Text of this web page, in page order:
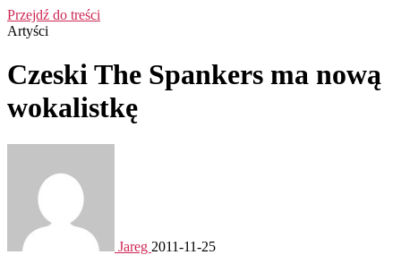
Przejdź do treści
Artyści
Czeski The Spankers ma nową
wokalistkę
Jareg 2011-11-25